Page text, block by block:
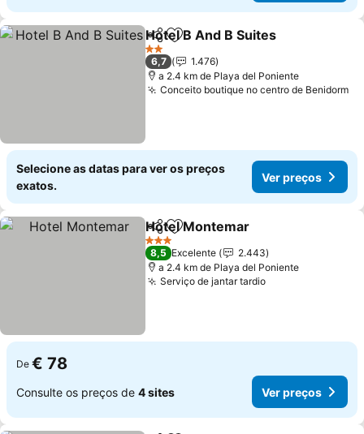
PartilharAdicionar aos favoritos
Hotel B And B Suites
2 Estrelas
6,7
1.476
a 2.4 km de Playa del Poniente
Conceito boutique no centro de Benidorm
Selecione as datas para ver os preços
exatos.
Ver preços
PartilharAdicionar aos favoritos
Hotel Montemar
3 Estrelas
8,5 Excelente
2.443
a 2.4 km de Playa del Poniente
Serviço de jantar tardio
De € 78
Consulte os preços de 4 sites Ver preços